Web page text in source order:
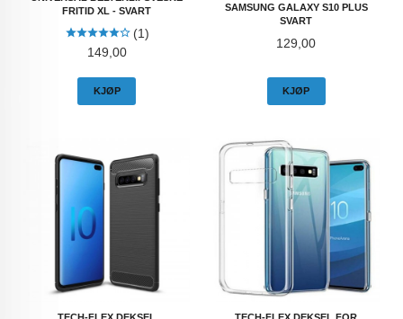
FRITID XL - SVART
(1)
Pris
149,00
KJØP
SAMSUNG GALAXY S10 PLUS
SVART
Pris
129,00
KJØP